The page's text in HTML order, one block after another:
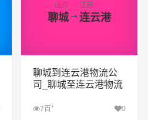
山东
聊城→
江苏
连云港
聊城到连云港物流公
司_聊城至连云港物流
7百+ 0